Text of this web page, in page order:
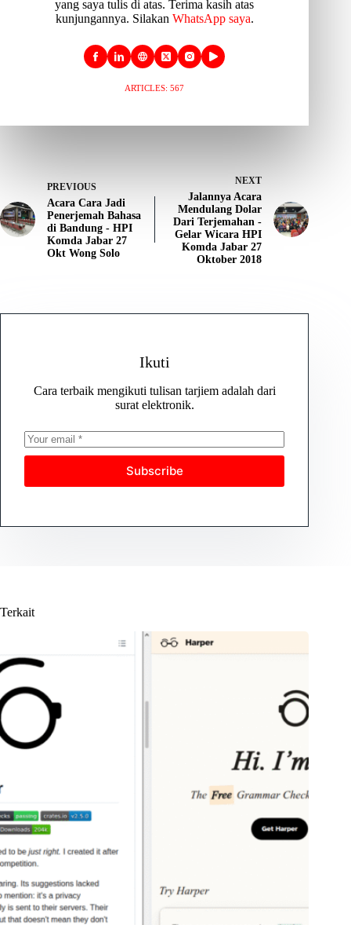
yang saya tulis di atas. Terima kasih atas
kunjungannya. Silakan WhatsApp saya.
ARTICLES: 567
PREVIOUS
Acara Cara Jadi
Penerjemah Bahasa
di Bandung - HPI
Komda Jabar 27
Okt Wong Solo
NEXT
Jalannya Acara
Mendulang Dolar
Dari Terjemahan -
Gelar Wicara HPI
Komda Jabar 27
Oktober 2018
Ikuti
Cara terbaik mengikuti tulisan tarjiem adalah dari
surat elektronik.
Subscribe
Terkait